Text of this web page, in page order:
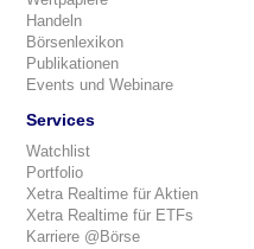
Handeln
Börsenlexikon
Publikationen
Events und Webinare
Services
Watchlist
Portfolio
Xetra Realtime für Aktien
Xetra Realtime für ETFs
Karriere @Börse